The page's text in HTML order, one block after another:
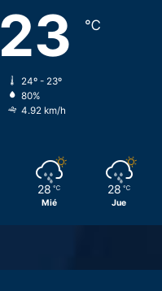
23 ℃
24º - 23º
80%
4.92 km/h
28 ℃
Mié
28 ℃
Jue